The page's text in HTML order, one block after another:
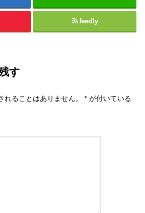
feedly
す
れることはありません。 * が付いている